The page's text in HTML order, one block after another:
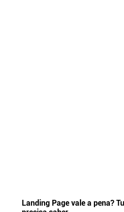
Landing Page vale a pena?